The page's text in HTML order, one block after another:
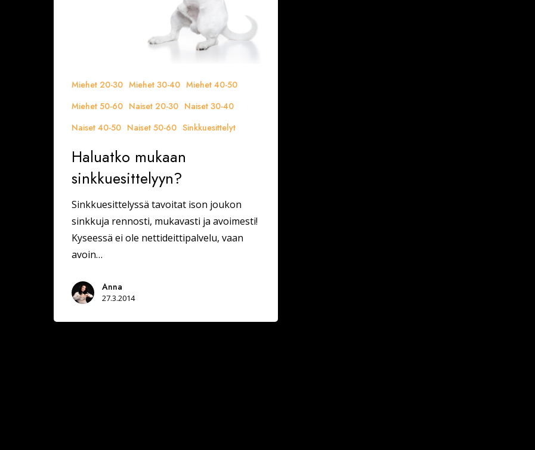
Miehet 20-30 Miehet 30-40 Miehet 40-50
Miehet 50-60 Naiset 20-30 Naiset 30-40
Naiset 40-50 Naiset 50-60 Sinkkuesittelyt
Haluatko mukaan
sinkkuesittelyyn?
Sinkkuesittelyssä tavoitat ison joukon
sinkkuja rennosti, mukavasti ja avoimesti!
Kyseessä ei ole nettideittipalvelu, vaan
avoin…
Anna
27.3.2014